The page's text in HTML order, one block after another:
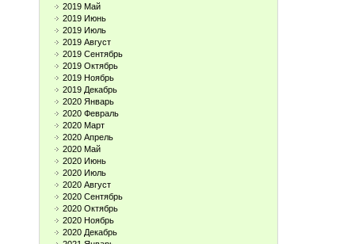
2019 Май
2019 Июнь
2019 Июль
2019 Август
2019 Сентябрь
2019 Октябрь
2019 Ноябрь
2019 Декабрь
2020 Январь
2020 Февраль
2020 Март
2020 Апрель
2020 Май
2020 Июнь
2020 Июль
2020 Август
2020 Сентябрь
2020 Октябрь
2020 Ноябрь
2020 Декабрь